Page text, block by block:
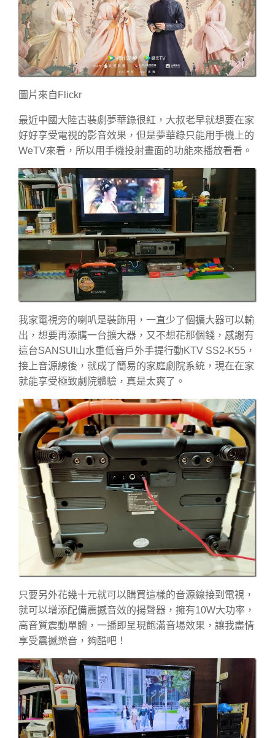
圖片來自Flickr
最近中國大陸古裝劇夢華錄很紅，大叔老早就想要在家
好好享受電視的影音效果，但是夢華錄只能用手機上的
WeTV來看，所以用手機投射畫面的功能來播放看看。
我家電視旁的喇叭是裝飾用，一直少了個擴大器可以輸
出，想要再添購一台擴大器，又不想花那個錢，感謝有
這台SANSUI山水重低音戶外手提行動KTV SS2-K55，
接上音源線後，就成了簡易的家庭劇院系統，現在在家
就能享受極致劇院體驗，真是太爽了。
只要另外花幾十元就可以購買這樣的音源線接到電視，
就可以增添配備震撼音效的揚聲器，擁有10W大功率，
高音質震動單體，一播即呈現飽滿音場效果，讓我盡情
享受震撼樂音，夠酷吧！